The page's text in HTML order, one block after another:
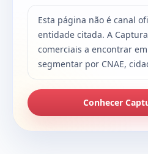
Esta página não é canal
entidade citada. A
comerciais a encontrar
segmentar por CNAE,
Conhecer